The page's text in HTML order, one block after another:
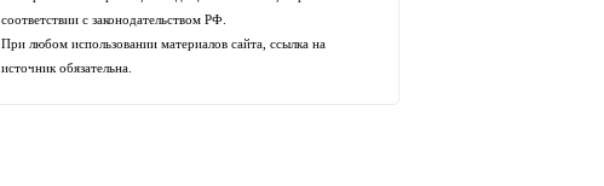
соответствии с законодательством РФ.
При любом использовании материалов сайта, ссылка на
источник обязательна.